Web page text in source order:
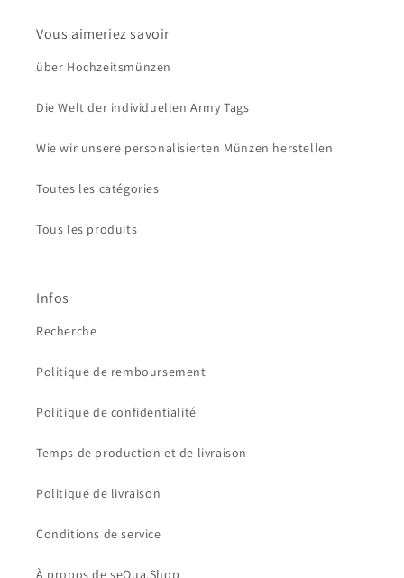
Vous aimeriez savoir
über Hochzeitsmünzen
Die Welt der individuellen Army Tags
Wie wir unsere personalisierten Münzen herstellen
Toutes les catégories
Tous les produits
Infos
Recherche
Politique de remboursement
Politique de confidentialité
Temps de production et de livraison
Politique de livraison
Conditions de service
À propos de seQua.Shop